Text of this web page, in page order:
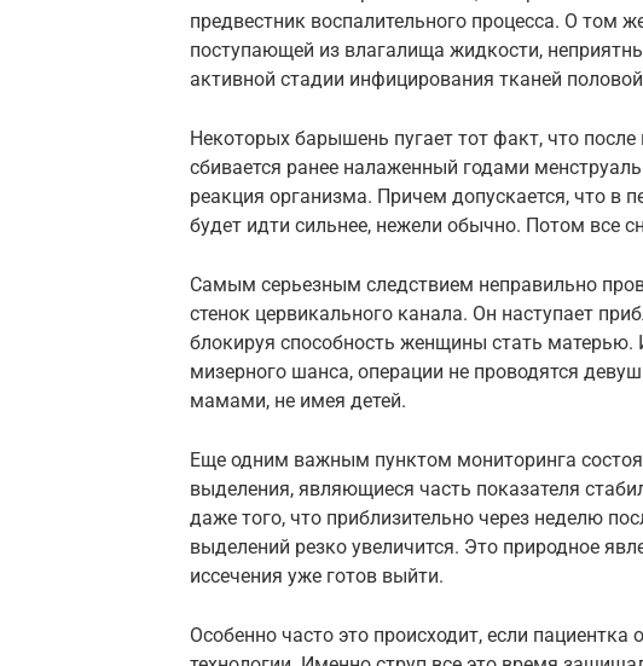
предвестник воспалительного процесса. О том
поступающей из влагалища жидкости,
активной стадии инфицирования тканей
Некоторых барышень пугает тот факт, что
сбивается ранее налаженный годами
реакция организма. Причем допускается, что в
будет идти сильнее, нежели обычно. Потом все
Самым серьезным следствием неправильно
стенок цервикального канала. Он наступает
блокируя способность женщины стать матерью.
мизерного шанса, операции не проводятся
мамами, не имея детей.
Еще одним важным пунктом мониторинга
выделения, являющиеся часть показателя
даже того, что приблизительно через неделю
выделений резко увеличится. Это природное
иссечения уже готов выйти.
Особенно часто это происходит, если